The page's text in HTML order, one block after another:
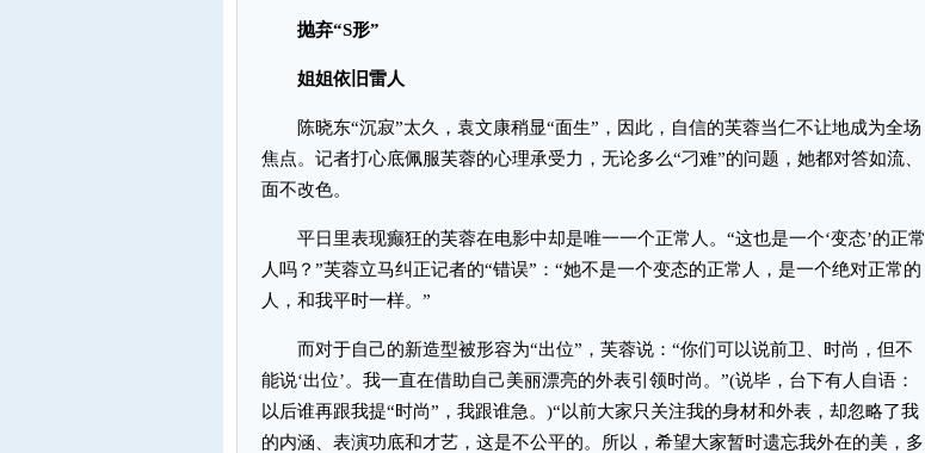
抛弃“S形”
姐姐依旧雷人
陈晓东“沉寂”太久，袁文康稍显“面生”，因此，自信的芙蓉当仁不让地成为全场
焦点。记者打心底佩服芙蓉的心理承受力，无论多么“刁难”的问题，她都对答如流、
面不改色。
平日里表现癫狂的芙蓉在电影中却是唯一一个正常人。“这也是一个‘变态’的正常
人吗？”芙蓉立马纠正记者的“错误”：“她不是一个变态的正常人，是一个绝对正常的
人，和我平时一样。”
而对于自己的新造型被形容为“出位”，芙蓉说：“你们可以说前卫、时尚，但不
能说‘出位’。我一直在借助自己美丽漂亮的外表引领时尚。”(说毕，台下有人自语：
以后谁再跟我提“时尚”，我跟谁急。)“以前大家只关注我的身材和外表，却忽略了我
的内涵、表演功底和才艺，这是不公平的。所以，希望大家暂时遗忘我外在的美，多